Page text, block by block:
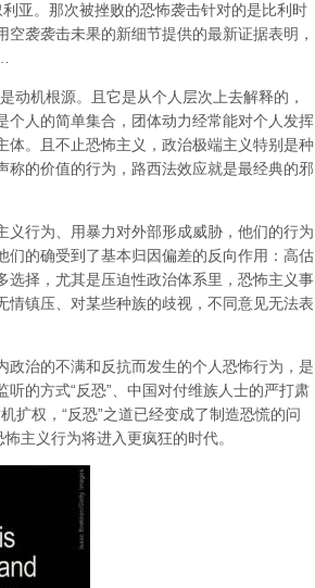
亚。那次被挫败的恐怖袭击针对的是比利时
空袭袭击未果的新细节提供的最新证据表明，
动机根源。且它是从个人层次 上去解释的，
人的简单集合， 团体动力经常能对个人发挥
体。且不止恐怖主义，政治极端主义特别是种
的价值的行为，路西法效应就是最经典的邪
行为、用暴力对外部形成威胁，他们的行为
们的确受到了基本归因偏差的反向作用：高估
选择，尤其是压迫性政治体系里，恐怖主义事
镇压、对某些种族的歧视，不同意见无法表
治的不满和反抗而发生的个人恐怖行为，是
听的方式“反恐”、中国对付维族人士的严打肃
扩权，“反恐”之道已经变成了制造恐慌的问
主义行为将进入更疯狂的时代。